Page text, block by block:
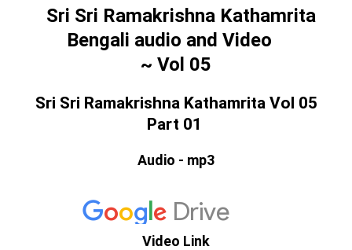
Sri Sri Ramakrishna Kathamrita
Bengali audio and Video
~ Vol 05
Sri Sri Ramakrishna Kathamrita Vol 05
Part 01
Audio - mp3
Video Link